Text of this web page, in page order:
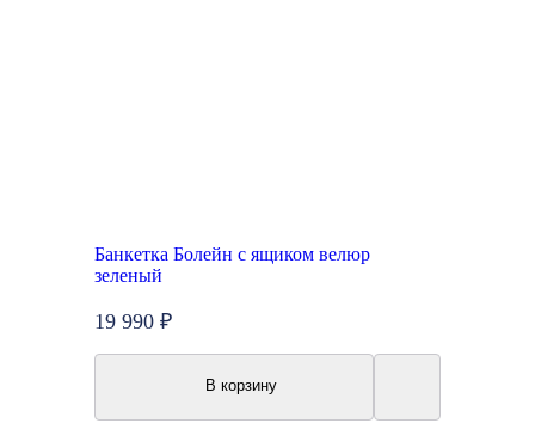
Банкетка Болейн с ящиком велюр
зеленый
19 990 ₽
В корзину